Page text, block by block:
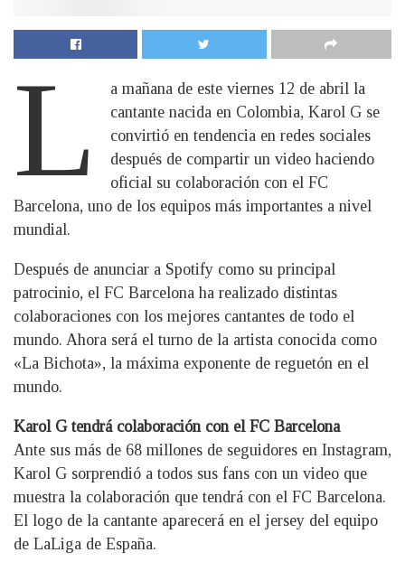
L
a mañana de este viernes 12 de abril la
cantante nacida en Colombia, Karol G se
convirtió en tendencia en redes sociales
después de compartir un video haciendo
oficial su colaboración con el FC
Barcelona, uno de los equipos más importantes a nivel
mundial.
Después de anunciar a Spotify como su principal
patrocinio, el FC Barcelona ha realizado distintas
colaboraciones con los mejores cantantes de todo el
mundo. Ahora será el turno de la artista conocida como
«La Bichota», la máxima exponente de reguetón en el
mundo.
Karol G tendrá colaboración con el FC Barcelona
Ante sus más de 68 millones de seguidores en Instagram,
Karol G sorprendió a todos sus fans con un video que
muestra la colaboración que tendrá con el FC Barcelona.
El logo de la cantante aparecerá en el jersey del equipo
de LaLiga de España.